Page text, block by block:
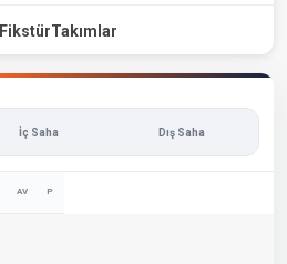
FikstürTakımlar
İç Saha Dış Saha
AV P